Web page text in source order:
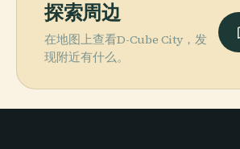
探索周边
在地图上查看D-Cube City，发
现附近有什么。